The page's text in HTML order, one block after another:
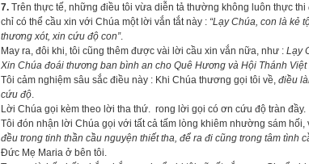
7. Trên thực tế, những điều tôi vừa diễn tả thường không luôn thực
chỉ có thể cầu xin với Chúa một lời vắn tắt này : “Lạy Chúa, con là kẻ
thương xót, xin cứu độ con”.
May ra, đôi khi, tôi cũng thêm được vài lời cầu xin vắn nữa, như : Lạy
Xin Chúa đoái thương ban bình an cho Quê Hương và Hội Thánh Việt
Tôi cảm nghiệm sâu sắc điều này : Khi Chúa thương gọi tôi về, điều
cứu độ.
Lời Chúa gọi kèm theo lời tha thứ. rong lời gọi có ơn cứu độ tràn đầy.
Tôi đón nhận lời Chúa gọi với tất cả tấm lòng khiêm nhường sám
đều trong tinh thần cầu nguyện thiết tha, để ra đi cũng trong tâm tình
Đức Mẹ Maria ở bên tôi.